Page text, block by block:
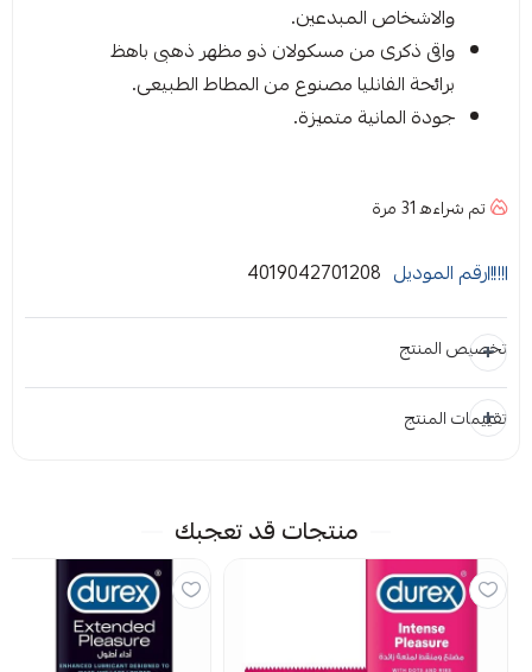
والاشخاص المبدعين.
واقى ذكرى من مسكولان ذو مظهر ذهبى باهظ
برائحة الفانليا مصنوع من المطاط الطبيعى.
جودة المانية متميزة.
تم شراءه31مرة
رقم الموديل 4019042701208
تخصيص المنتج
المرفقات
اسحب و افلت الملف هنا
تقييمات المنتج
منتجات قد تعجبك